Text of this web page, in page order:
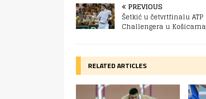
PREVIOUS
Šetkić u četvrtfinalu ATP
Challengera u Košicama
RELATED ARTICLES